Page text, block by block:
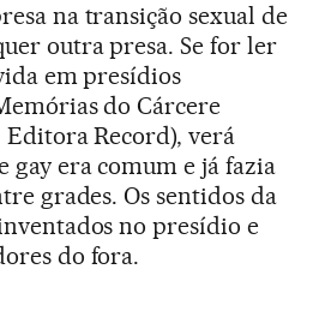
na transição sexual de
outra presa. Se for ler
em presídios
do Cárcere
Editora Record), verá
gay era comum e já fazia
grades. Os sentidos da
no presídio e
do fora.